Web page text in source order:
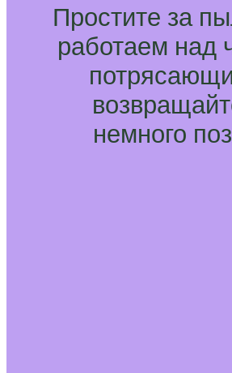
Простите за
работаем над
немного